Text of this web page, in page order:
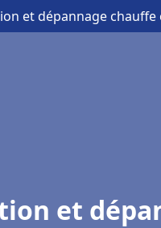
et dépannage chauffe
et